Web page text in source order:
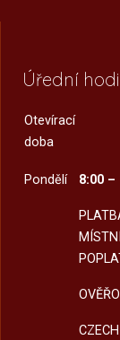
Úřední
Otevírací
doba
Pondělí 8:00 –
CZECH